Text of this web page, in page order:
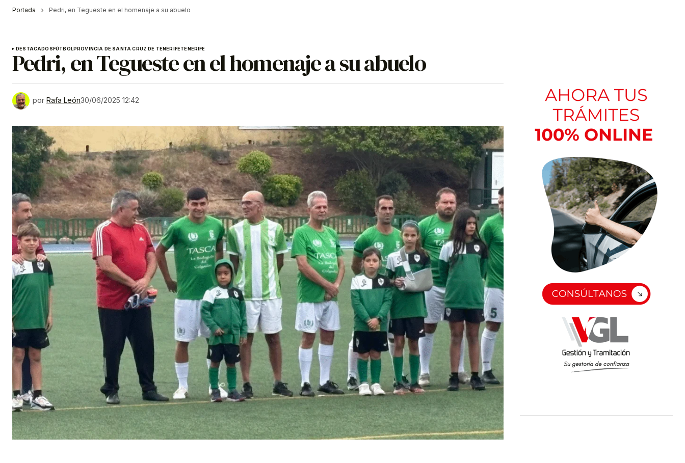
Portada Pedri, en Tegueste en el homenaje a su abuelo
DESTACADOSFÚTBOLPROVINCIA DE SANTA CRUZ DE TENERIFETENERIFE
Pedri, en Tegueste en el homenaje a su abuelo
por Rafa León30/06/2025 12:42